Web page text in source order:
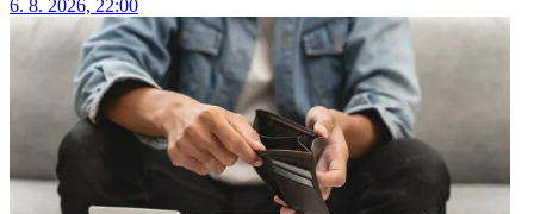
6. 8. 2026, 22:00